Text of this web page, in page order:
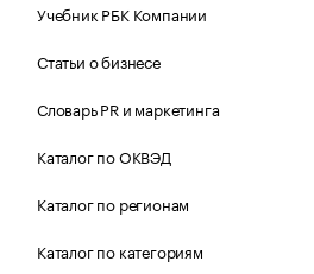
Учебник РБК Компании
Статьи о бизнесе
Словарь PR и маркетинга
Каталог по ОКВЭД
Каталог по регионам
Каталог по категориям